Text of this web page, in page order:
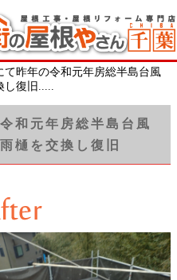
て昨年の令和元年房総半島台風
し復旧.....
和元年房総半島台風
樋を交換し復旧